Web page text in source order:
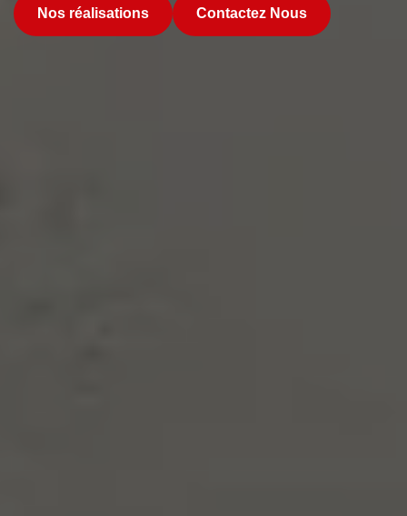
Nos réalisations Contactez Nous